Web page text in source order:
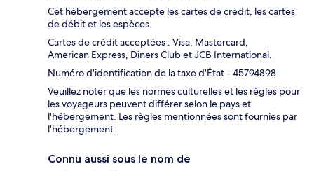
Cet hébergement accepte les cartes de crédit, les cartes
de débit et les espèces.
Cartes de crédit acceptées : Visa, Mastercard,
American Express, Diners Club et JCB International.
Numéro d'identification de la taxe d'État - 45794898
Veuillez noter que les normes culturelles et les règles pour
les voyageurs peuvent différer selon le pays et
l'hébergement. Les règles mentionnées sont fournies par
l'hébergement.
Connu aussi sous le nom de